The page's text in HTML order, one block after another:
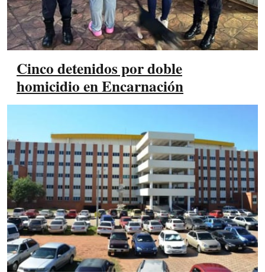
Cinco detenidos por doble
homicidio en Encarnación